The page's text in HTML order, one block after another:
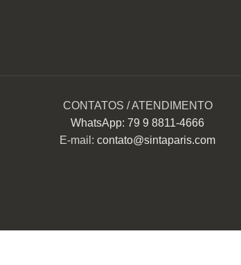
CONTATOS / ATENDIMENTO
WhatsApp: 79 9 8811-4666
E-mail:contato@sintaparis.com